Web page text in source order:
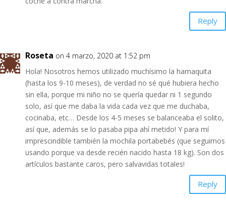
Reply
Roseta on 4 marzo, 2020 at 1:52 pm
Hola! Nosotros hemos utilizado muchísimo la hamaquita
(hasta los 9-10 meses), de verdad no sé qué hubiera hecho
sin ella, porque mi niño no se quería quedar ni 1 segundo
solo, así que me daba la vida cada vez que me duchaba,
cocinaba, etc… Desde los 4-5 meses se balanceaba el solito,
así que, además se lo pasaba pipa ahí metido! Y para mí
imprescindible también la mochila portabebés (que seguimos
usando porque va desde recién nacido hasta 18 kg). Son dos
artículos bastante caros, pero salvavidas totales!
Reply